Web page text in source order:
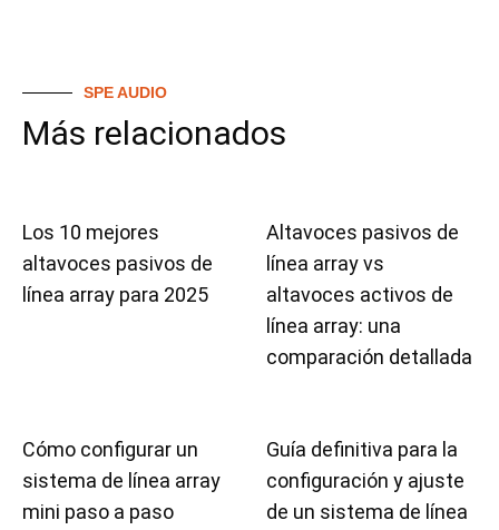
SPE AUDIO
Más relacionados
Los 10 mejores
altavoces pasivos de
línea array para 2025
Altavoces pasivos de
línea array vs
altavoces activos de
línea array: una
comparación detallada
Cómo configurar un
sistema de línea array
mini paso a paso
Guía definitiva para la
configuración y ajuste
de un sistema de línea